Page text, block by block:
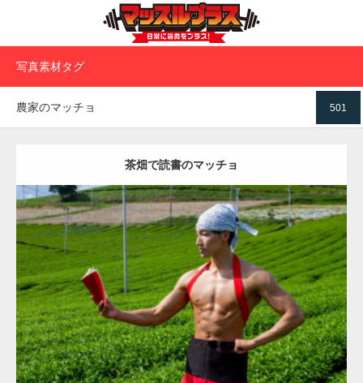
写真素材タグ
501
農家のマッチョ
茶畑で読書のマッチョ
Update: 2023.02.11
Category:茶畑のマッチョ その他 AKIHITO(細マッチョ) 腹筋 八女 (福
岡)
ダウンロード